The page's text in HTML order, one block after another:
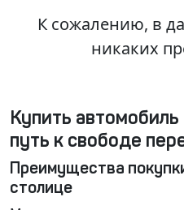
К сожалению, в
никаких
Купить
путь к свободе
Преимущества
столице